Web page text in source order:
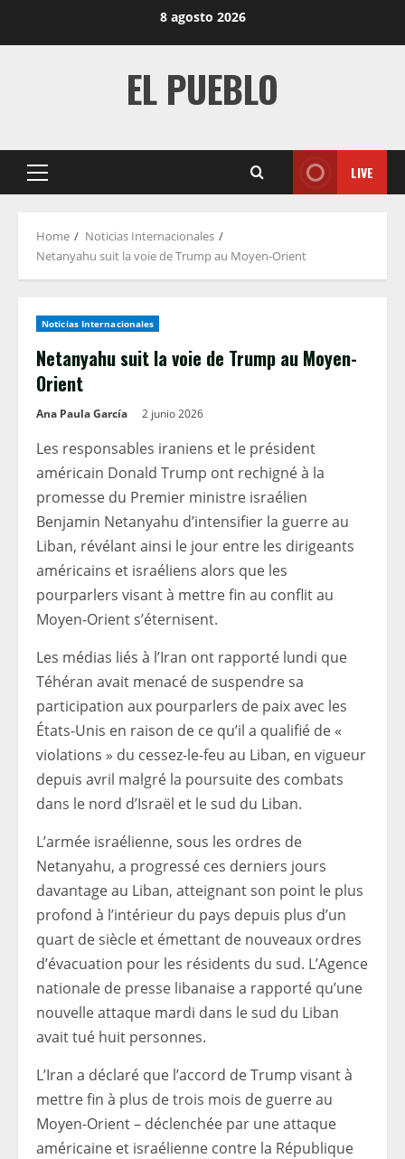
8 agosto 2026
EL PUEBLO
Primary
LIVE
Home
Noticias Internacionales
Netanyahu suit la voie de Trump au Moyen-Orient
Noticias Internacionales
Netanyahu suit la voie de Trump au Moyen-
Orient
Ana Paula García 2 junio 2026
Les responsables iraniens et le président
américain Donald Trump ont rechigné à la
promesse du Premier ministre israélien
Benjamin Netanyahu d’intensifier la guerre au
Liban, révélant ainsi le jour entre les dirigeants
américains et israéliens alors que les
pourparlers visant à mettre fin au conflit au
Moyen-Orient s’éternisent.
Les médias liés à l’Iran ont rapporté lundi que
Téhéran avait menacé de suspendre sa
participation aux pourparlers de paix avec les
États-Unis en raison de ce qu’il a qualifié de «
violations » du cessez-le-feu au Liban, en vigueur
depuis avril malgré la poursuite des combats
dans le nord d’Israël et le sud du Liban.
L’armée israélienne, sous les ordres de
Netanyahu, a progressé ces derniers jours
davantage au Liban, atteignant son point le plus
profond à l’intérieur du pays depuis plus d’un
quart de siècle et émettant de nouveaux ordres
d’évacuation pour les résidents du sud. L’Agence
nationale de presse libanaise a rapporté qu’une
nouvelle attaque mardi dans le sud du Liban
avait tué huit personnes.
L’Iran a déclaré que l’accord de Trump visant à
mettre fin à plus de trois mois de guerre au
Moyen-Orient – ​​déclenchée par une attaque
américaine et israélienne contre la République